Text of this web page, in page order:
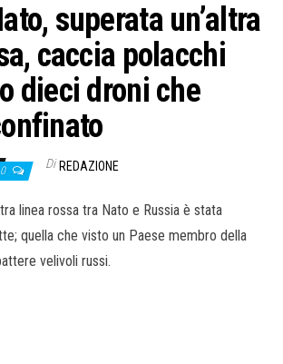
superata un’altra
caccia polacchi
dieci droni che
0 Di REDAZIONE
linea rossa tra Nato e Russia è stata
quella che visto un Paese membro della
velivoli russi.